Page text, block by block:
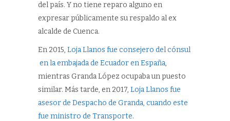
del país. Y no tiene reparo alguno en
expresar públicamente su respaldo al ex
alcalde de Cuenca.
En 2015, Loja Llanos fue consejero del cónsul
en la embajada de Ecuador en España,
mientras Granda López ocupaba un puesto
similar. Más tarde, en 2017, Loja Llanos fue
asesor de Despacho de Granda, cuando este
fue ministro de Transporte.